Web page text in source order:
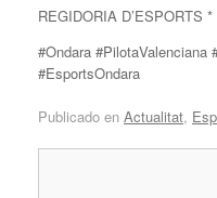
REGIDORIA D’ESPORTS
#Ondara #PilotaValenciana
#EsportsOndara
Publicado en Actualitat,